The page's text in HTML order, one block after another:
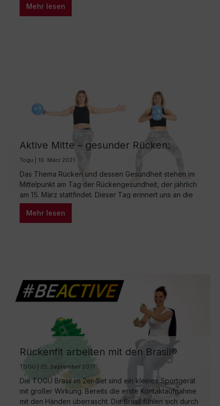
Freien am besten umsetzen, um sowohl Ausdauer,
Kraft, Beweglichkeit und Koordination zu trainieren? Die
Mehr lesen
Aktive Mitte – gesunder Rücken:
Übungen bei Rückenschmerzen
Togu | 10. März 2021
Das Thema Rücken und dessen Gesundheit stehen im
Mittelpunkt am Tag der Rückengesundheit, der jährlich
am 15. März stattfindet. Dieser Tag erinnert uns an die
Bedeutung einer stabilen Körpermitte und bietet eine
Gelegenheit zur Prävention von Rückenbeschwerden.
Die Bedeutung einer stabilen Körpermitte Als Mutter
Mehr lesen
Rückenfit arbeiten mit den Brasil®
TOGU | 25. September 2017
Die TOGU Brasil im 2er-Set sind ein kleines Sportgerät
mit großer Wirkung. Bereits die erste Kontaktaufnahme
mit den Händen überrascht. Die Brasil fühlen sich durch